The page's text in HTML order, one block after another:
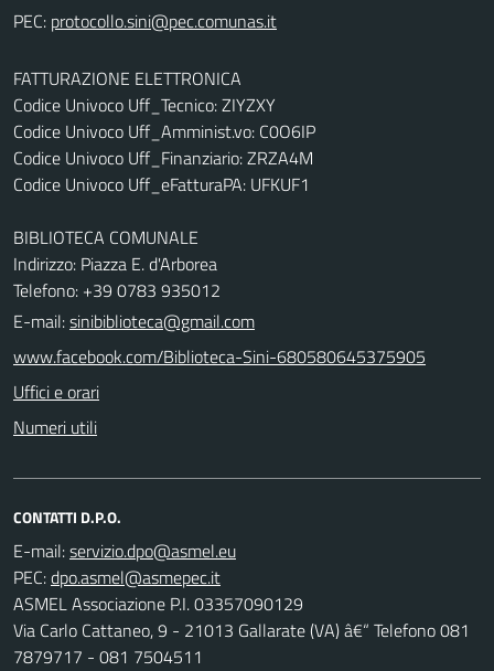
PEC:
FATTURAZIONE ELETTRONICA
Codice Univoco Uff_Tecnico: ZIYZXY
Codice Univoco Uff_Amminist.vo: C0O6IP
Codice Univoco Uff_Finanziario: ZRZA4M
Codice Univoco Uff_eFatturaPA: UFKUF1
BIBLIOTECA COMUNALE
Indirizzo: Piazza E. d'Arborea
Telefono: +39 0783 935012
E-mail:sinibiblioteca@gmail.com
www.facebook.com/Biblioteca-Sini-680580645375905
Uffici e orari
Numeri utili
CONTATTI D.P.O.
E-mail:
PEC:
ASMEL Associazione P.I. 03357090129
Via Carlo Cattaneo, 9 - 21013 Gallarate (VA) â€“ Telefono 081
7879717 - 081 7504511